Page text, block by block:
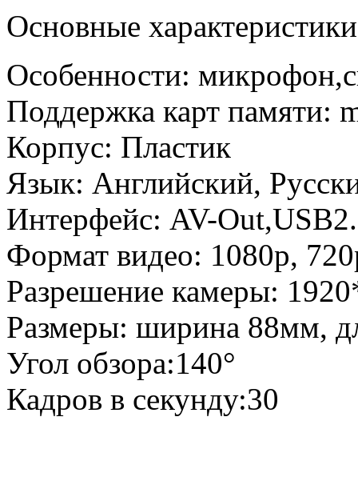
Основные характеристики
Особенности:
Поддержка карт памяти:
Корпус: Пластик
Язык: Английский,
Интерфейс: AV-
Формат видео: 1080p,
Разрешение камеры:
Размеры: ширина 88мм,
Угол обзора:140°
Кадров в секунду:30